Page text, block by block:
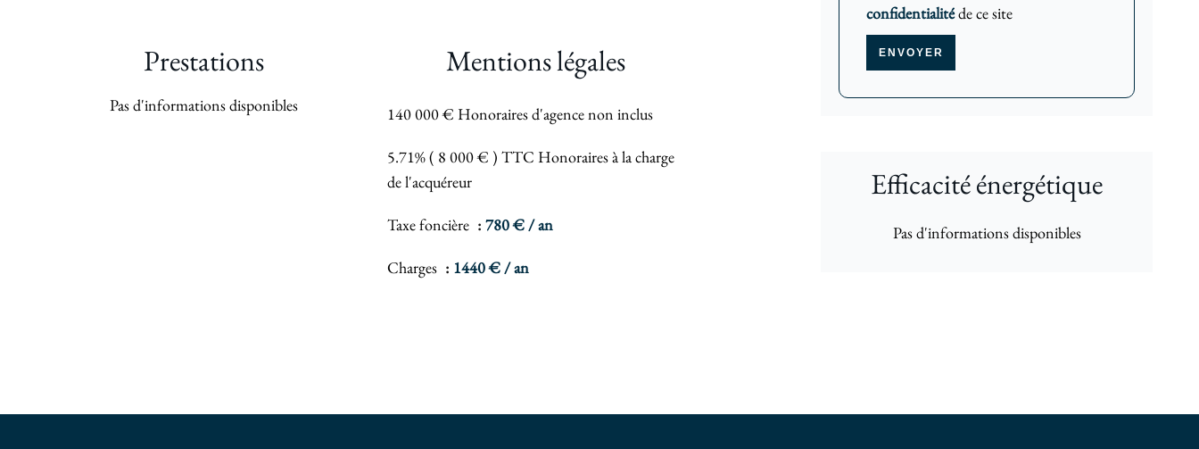
Prestations
Pas d'informations disponibles
Mentions légales
140 000 € Honoraires d'agence non inclus
5.71% ( 8 000 € ) TTC Honoraires à la charge
de l'acquéreur
Taxe foncière 780 € / an
Charges 1440 € / an
confidentialitéde ce site
ENVOYER
Efficacité énergétique
Pas d'informations disponibles